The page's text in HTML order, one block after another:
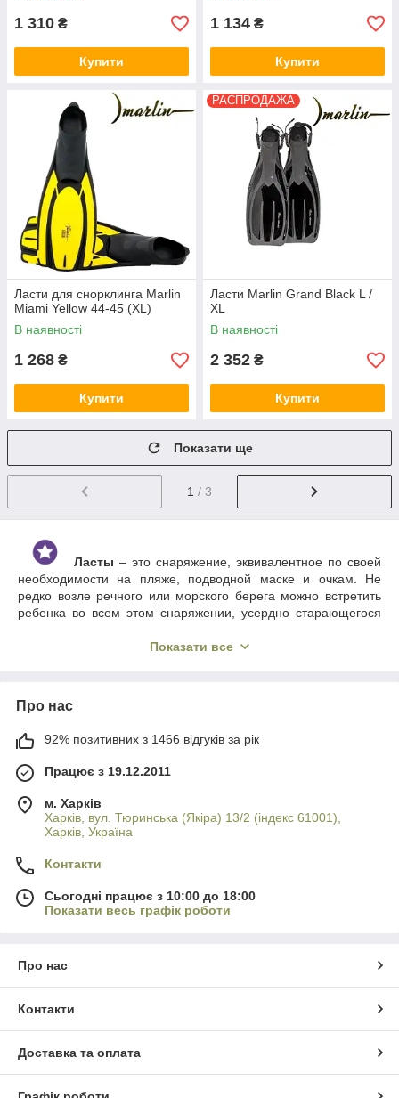
1 310 ₴
Купити
1 134 ₴
Купити
Ласти для снорклинга Marlin
Miami Yellow 44-45 (XL)
В наявності
1 268 ₴
Купити
РАСПРОДАЖА
Ласти Marlin Grand Black L /
XL
В наявності
2 352 ₴
Купити
Показати ще
1 / 3
Ласты – это снаряжение, эквивалентное по своей
необходимости на пляже, подводной маске и очкам. Не
редко возле речного или морского берега можно встретить
ребенка во всем этом снаряжении, усердно старающегося
. На нашем сайте VULKAN
маленькие размеры. Классификация выделяет конструкции
двух подвидов:
С закрытой пяткой;
Показати все
Про нас
92% позитивних з 1466 відгуків за рік
Працює з 19.12.2011
м. Харків
Харків, вул. Тюринська (Якіра) 13/2 (індекс 61001),
Харків, Україна
Контакти
Сьогодні працює з 10:00 до 18:00
Показати весь графік роботи
Про нас
Контакти
Доставка та оплата